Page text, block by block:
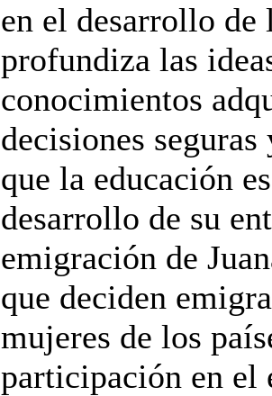
en el desarrollo
profundiza las
conocimientos
decisiones
que la educación
desarrollo de su
emigración de
que deciden
mujeres de los
participación en el